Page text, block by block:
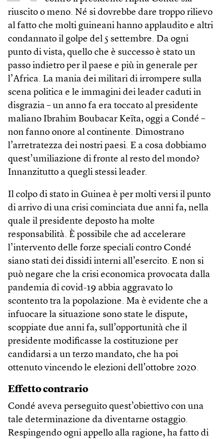
riuscito o meno. Né si dovrebbe dare troppo rilievo
al fatto che molti guineani hanno applaudito e altri
condannato il golpe del 5 settembre. Da ogni
punto di vista, quello che è successo è stato un
passo indietro per il paese e più in generale per
l’Africa. La mania dei militari di irrompere sulla
scena politica e le immagini dei leader caduti in
disgrazia – un anno fa era toccato al presidente
maliano Ibrahim Boubacar Keïta, oggi a Condé –
non fanno onore al continente. Dimostrano
l’arretratezza dei nostri paesi. E a cosa dobbiamo
quest’umiliazione di fronte al resto del mondo?
Innanzitutto a quegli stessi leader.
Il colpo di stato in Guinea è per molti versi il punto
di arrivo di una crisi cominciata due anni fa, nella
quale il presidente deposto ha molte
responsabilità. È possibile che ad accelerare
l’intervento delle forze speciali contro Condé
siano stati dei dissidi interni all’esercito. E non si
può negare che la crisi economica provocata dalla
pandemia di covid-19 abbia aggravato lo
scontento tra la popolazione. Ma è evidente che a
infuocare la situazione sono state le dispute,
scoppiate due anni fa, sull’opportunità che il
presidente modificasse la costituzione per
candidarsi a un terzo mandato, che ha poi
ottenuto vincendo le elezioni dell’ottobre 2020.
Effetto contrario
Condé aveva perseguito quest’obiettivo con una
tale determinazione da diventarne ostaggio.
Respingendo ogni appello alla ragione, ha fatto di